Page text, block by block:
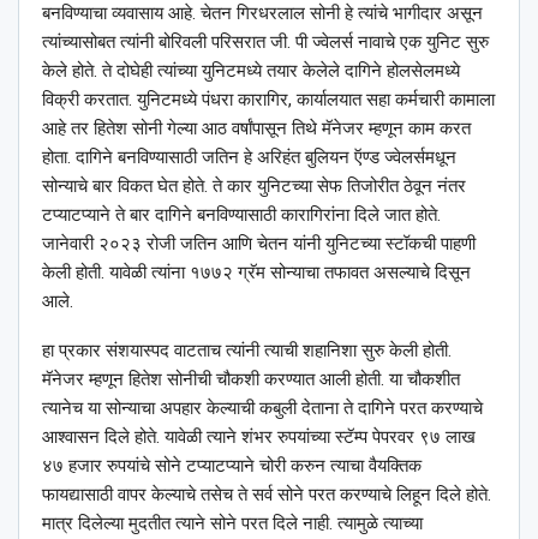
बनविण्याचा व्यवासाय आहे. चेतन गिरधरलाल सोनी हे त्यांचे भागीदार असून
त्यांच्यासोबत त्यांनी बोरिवली परिसरात जी. पी ज्वेलर्स नावाचे एक युनिट सुरु
केले होते. ते दोघेही त्यांच्या युनिटमध्ये तयार केलेले दागिने होलसेलमध्ये
विक्री करतात. युनिटमध्ये पंधरा कारागिर, कार्यालयात सहा कर्मचारी कामाला
आहे तर हितेश सोनी गेल्या आठ वर्षांपासून तिथे मॅनेजर म्हणून काम करत
होता. दागिने बनविण्यासाठी जतिन हे अरिहंत बुलियन ऍण्ड ज्वेलर्समधून
सोन्याचे बार विकत घेत होते. ते कार युनिटच्या सेफ तिजोरीत ठेवून नंतर
टप्याटप्याने ते बार दागिने बनविण्यासाठी कारागिरांना दिले जात होते.
जानेवारी २०२३ रोजी जतिन आणि चेतन यांनी युनिटच्या स्टॉकची पाहणी
केली होती. यावेळी त्यांना १७७२ ग्रॅम सोन्याचा तफावत असल्याचे दिसून
आले.
हा प्रकार संशयास्पद वाटताच त्यांनी त्याची शहानिशा सुरु केली होती.
मॅनेजर म्हणून हितेश सोनीची चौकशी करण्यात आली होती. या चौकशीत
त्यानेच या सोन्याचा अपहार केल्याची कबुली देताना ते दागिने परत करण्याचे
आश्‍वासन दिले होते. यावेळी त्याने शंभर रुपयांच्या स्टॅम्प पेपरवर ९७ लाख
४७ हजार रुपयांचे सोने टप्याटप्याने चोरी करुन त्याचा वैयक्तिक
फायद्यासाठी वापर केल्याचे तसेच ते सर्व सोने परत करण्याचे लिहून दिले होते.
मात्र दिलेल्या मुदतीत त्याने सोने परत दिले नाही. त्यामुळे त्याच्या